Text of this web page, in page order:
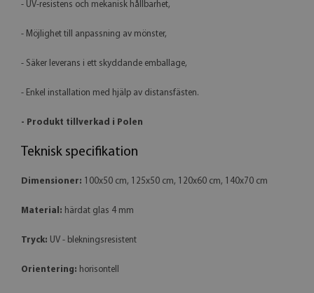
- UV-resistens och mekanisk hållbarhet,
- Möjlighet till anpassning av mönster,
- Säker leverans i ett skyddande emballage,
- Enkel installation med hjälp av distansfästen.
- Produkt tillverkad i Polen
Teknisk specifikation
Dimensioner: 100x50 cm, 125x50 cm, 120x60 cm, 140x70 cm
Material: härdat glas 4 mm
Tryck: UV - blekningsresistent
Orientering: horisontell